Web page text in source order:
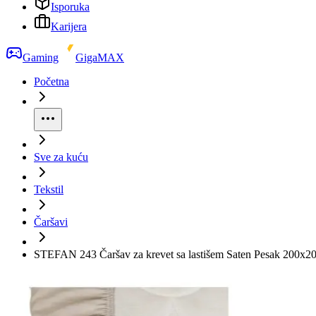
Isporuka
Karijera
Gaming
GigaMAX
Početna
Sve za kuću
Tekstil
Čaršavi
STEFAN 243 Čaršav za krevet sa lastišem Saten Pesak